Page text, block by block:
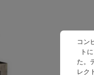
コン
ト
た。
レク